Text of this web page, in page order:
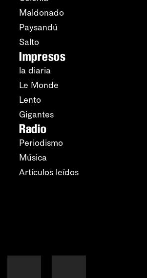
Maldonado
Paysandú
Salto
Impresos
la diaria
Le Monde
Lento
Gigantes
Radio
Periodismo
Música
Artículos leídos